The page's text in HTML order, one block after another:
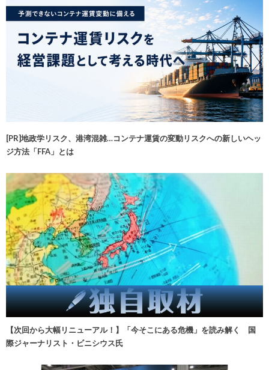
[PR]地政学リスク、港湾混雑…コンテナ運賃の変動リスクへの新しいヘッ
ジ方法「FFA」とは
【次回から大幅リニューアル！】「今そこにある危機」を読み解く 国
際ジャーナリスト・ビニシウス氏